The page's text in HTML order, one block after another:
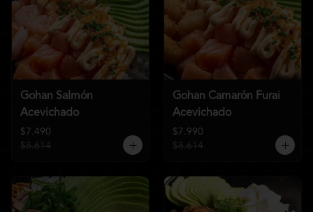
Gohan Salmón
Acevichado
$7.490
$8.614
Gohan Camarón Furai
Acevichado
$7.990
$8.614